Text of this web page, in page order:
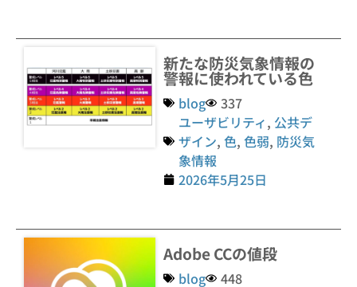
新たな防災気象情報の
警報に使われている色
blog
337
ユーザビリティ, 公共デ
ザイン,色,色弱, 防災気
象情報
2026年5月25日
Adobe CCの値段
blog 448